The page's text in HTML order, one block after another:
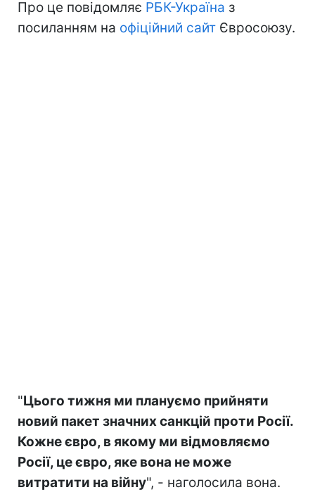
Про це повідомляє РБК-Україна з
посиланням на офіційний сайт Євросоюзу.
"Цього тижня ми плануємо прийняти
новий пакет значних санкцій проти Росії.
Кожне євро, в якому ми відмовляємо
Росії, це євро, яке вона не може
витратити на війну", - наголосила вона.